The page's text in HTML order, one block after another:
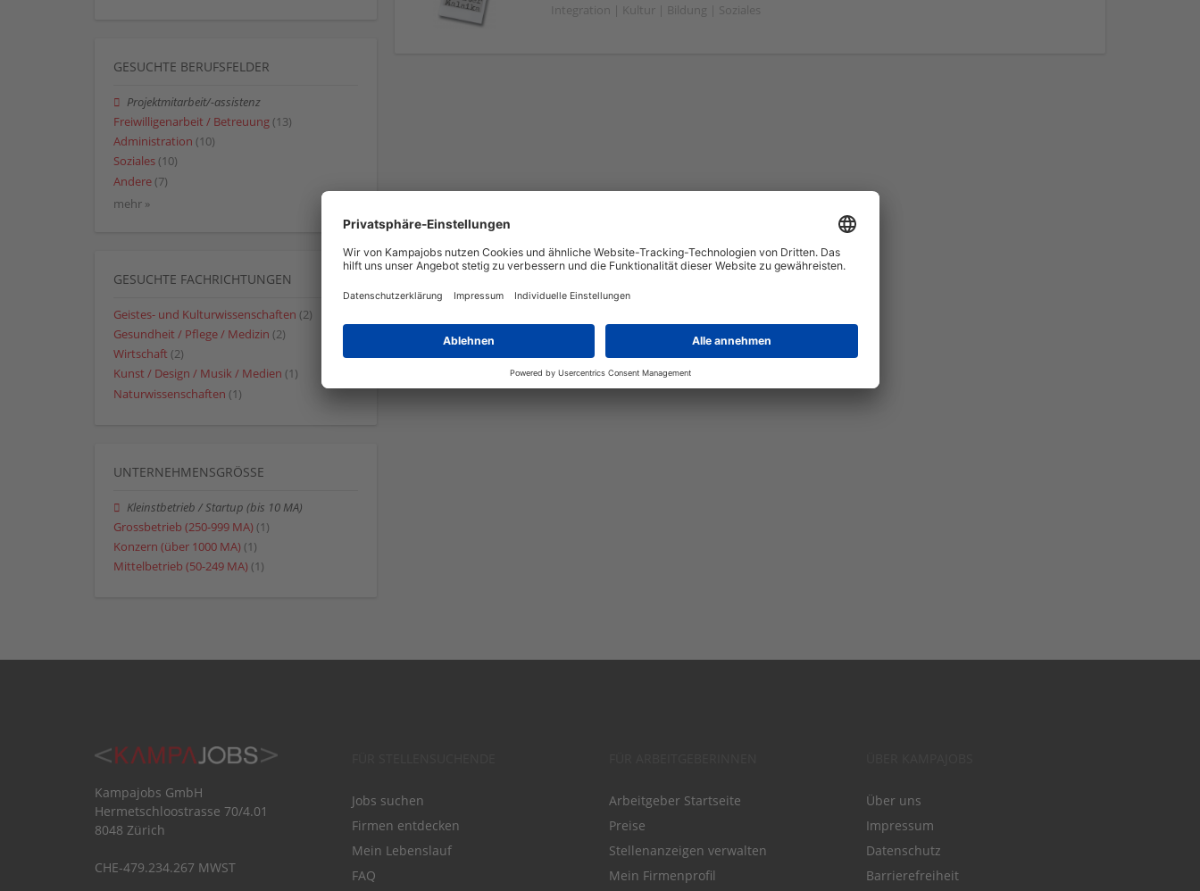
Integration | Kultur | Bildung | Soziales
GESUCHTE BERUFSFELDER
Projektmitarbeit/-assistenz
Freiwilligenarbeit / Betreuung (13)
Administration (10)
Soziales (10)
Andere (7)
mehr »
GESUCHTE FACHRICHTUNGEN
Geistes- und Kulturwissenschaften (2)
Gesundheit / Pflege / Medizin (2)
Wirtschaft (2)
Kunst / Design / Musik / Medien (1)
Naturwissenschaften (1)
UNTERNEHMENSGRÖSSE
Kleinstbetrieb / Startup (bis 10 MA)
Grossbetrieb (250-999 MA) (1)
Konzern (über 1000 MA) (1)
Mittelbetrieb (50-249 MA) (1)
Kampajobs GmbH
Hermetschloostrasse 70/4.01
8048 Zürich
CHE-479.234.267 MWST
Jobs suchen
Firmen entdecken
Mein Lebenslauf
FAQ
Arbeitgeber Startseite
Preise
Stellenanzeigen verwalten
Mein Firmenprofil
Über uns
Impressum
Datenschutz
Barrierefreiheit